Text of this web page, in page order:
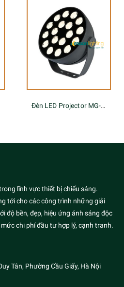
Đèn LED Projector MG-606-24W
lĩnh vực thiết bị chiếu sáng.
tới cho các công trình những giải
độ bền, đẹp, hiệu ứng ánh sáng độc
chi phí đầu tư hợp lý, cạnh tranh.
Tân, Phường Cầu Giấy, Hà Nội